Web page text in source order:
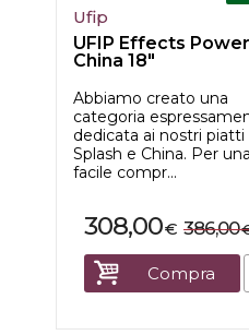
Ufip
UFIP Effects Power
China 18"
Abbiamo creato una
categoria
dedicata ai nostri piatti
Splash e China. Per
facile compr...
€
308,00 386,00
Compra